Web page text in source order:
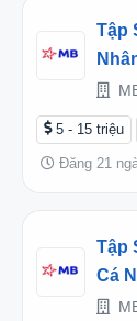
Tập
5 - 15 triệu
Đăng 21
Tập
Cá